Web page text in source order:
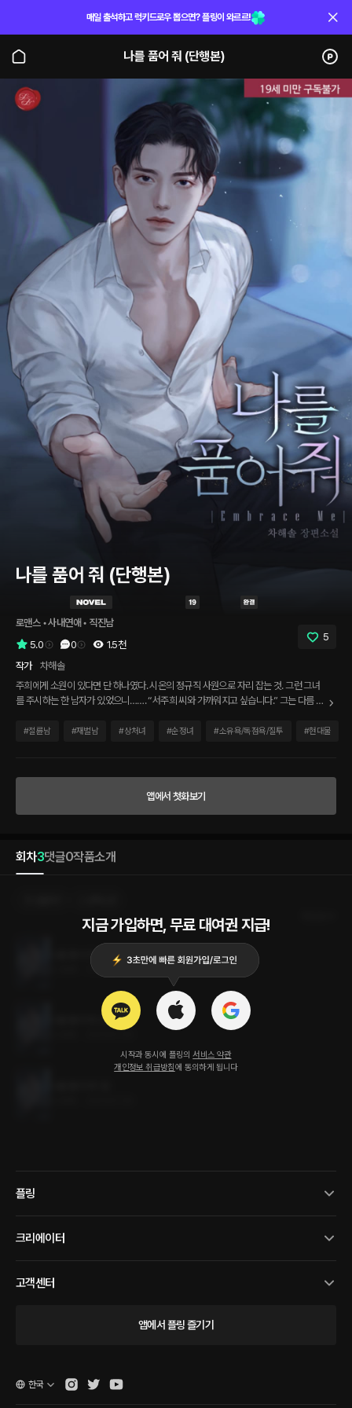
매일 출석하고 럭키드로우 뽑으면? 플링이 와르르!
나를 품어 줘 (단행본)
나를 품어 줘 (단행본)
로맨스 • 사내연애 • 직진남
5.0
0 1.5천
5
작가
차해솔
주희에게 소원이 있다면 단 하나였다. 시온의 정규직 사원으로 자리 잡는 것. 그런 그녀
를 주시하는 한 남자가 있었으니……. “서주희 씨와 가까워지고 싶습니다.” 그는 다름 아
씨가, 당신이 꼭 필요해요.” 때로는 두서없는 말로 사람을 혼란스럽게 했고. “난 좋았는
이 툭, 무너져 내릴까 봐. 깨달았을 땐 이미 늦은 후였다. “하아.” 빈틈없이 맞물린 입술 새
로 질척한 숨결이 흘러나왔다. 주희가 떨리는 눈으로 설우를 올려다보았다. “처음이라면
“…….” “멀어지지 마. 먼저 자극한 건 서주희, 당신이잖아.” 주희는 아무 말도 하지 못했
다. 그저 무력하게, 파도에 휩쓸려 가는 모래알처럼 두 눈을 감아 버렸다. 전보다 더 강렬
#절륜남 #재벌남 #상처녀 #순정녀 #소유욕/독점욕/질투 #현대물
앱에서 첫화보기
회차3댓글0작품소개
지금 가입하면, 무료 대여권 지급!
시작과 동시에 플링의 서비스 약관
개인정보 취급방침에 동의하게 됩니다
나를 품어 줘 3권 (완결)
2023.07.25
나를 품어 줘 2권
플링
크리에이터
고객센터
앱에서 플링 즐기기
한국